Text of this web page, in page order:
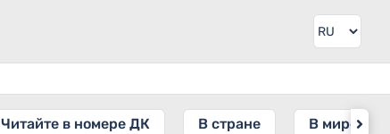
Читайте в номере ДК В стране В мире